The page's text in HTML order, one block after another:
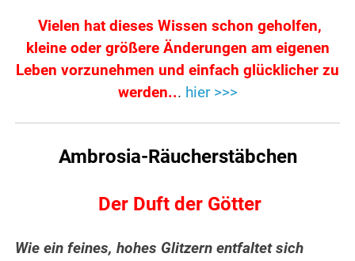
Vielen hat dieses Wissen schon geholfen,
kleine oder größere Änderungen am eigenen
Leben vorzunehmen und einfach glücklicher zu
werden... hier >>>
Ambrosia-Räucherstäbchen
Der Duft der Götter
Wie ein feines, hohes Glitzern entfaltet sich